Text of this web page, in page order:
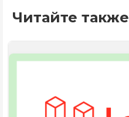
Читайте также